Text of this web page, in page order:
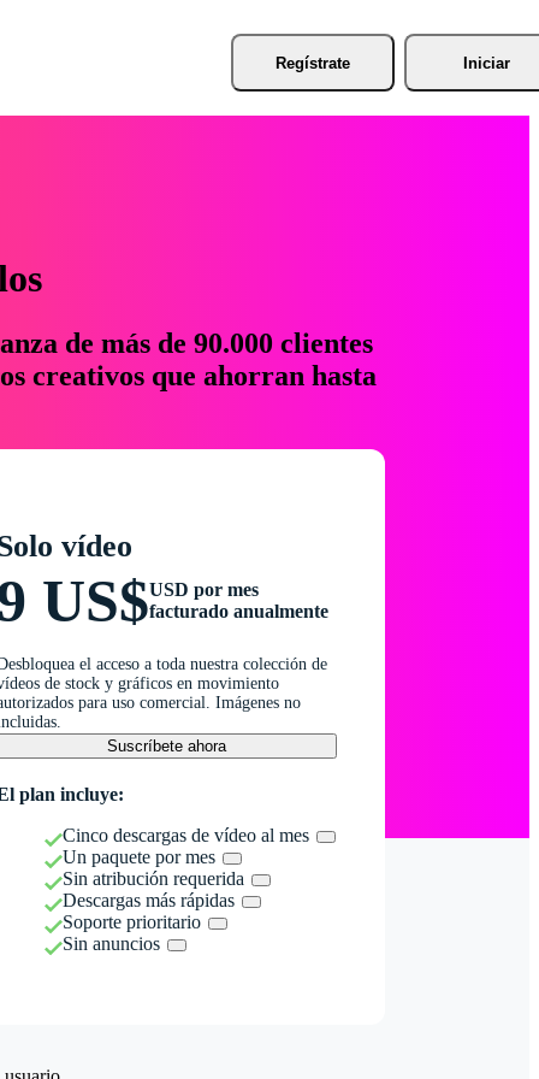
Regístrate Iniciar
de más de 90.000 clientes
creativos que ahorran hasta
vídeo
US$USD por mes
facturado anualmente
el acceso a toda nuestra colección de
de stock y gráficos en movimiento
para uso comercial. Imágenes no
Suscríbete ahora
plan incluye:
Cinco descargas de vídeo al mes
Un paquete por mes
Sin atribución requerida
Descargas más rápidas
Soporte prioritario
Sin anuncios